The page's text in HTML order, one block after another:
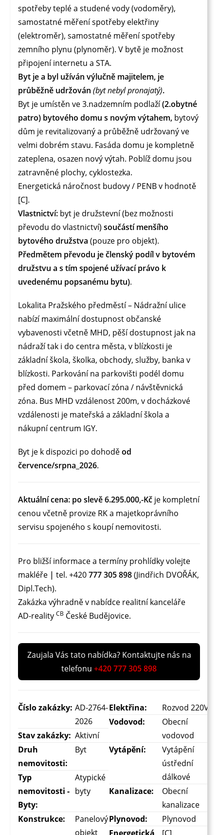
spotřeby teplé a studené vody (vodoměry),
samostatné měření spotřeby elektřiny
(elektroměr), samostatné měření spotřeby
zemního plynu (plynoměr). V bytě je možnost
připojení internetu a STA.
Byt je a byl užíván výlučně majitelem, je
průběžně udržován(byt nebyl pronajatý).
Byt je umístěn ve 3.nadzemním podlaží(2.obytné
patro) bytového domu s novým výtahem, bytový
dům je revitalizovaný a průběžně udržovaný ve
velmi dobrém stavu. Fasáda domu je kompletně
zateplena, osazen nový výtah. Poblíž domu jsou
zatravněné plochy, cyklostezka.
Energetická náročnost budovy / PENB v hodnotě
[C].
Vlastnictví: byt je družstevní (bez možnosti
převodu do vlastnictví)součástí menšího
bytového družstva (pouze pro objekt).
Předmětem převodu je členský podíl v bytovém
družstvu a s tím spojené užívací právo k
uvedenému popsanému bytu).
Lokalita Pražského předměstí – Nádražní ulice
nabízí maximální dostupnost občanské
vybavenosti včetně MHD, pěší dostupnost jak na
nádraží tak i do centra města, v blízkosti je
základní škola, školka, obchody, služby, banka v
blízkosti. Parkování na parkovišti podél domu
před domem – parkovací zóna / návštěvnická
zóna. Bus MHD vzdálenost 200m, v docházkové
vzdálenosti je mateřská a základní škola a
nákupní centrum IGY.
Byt je k dispozici po dohoděod
července/srpna_2026.
Aktuální cena: po slevě 6.295.000,-Kč je kompletní
cenou včetně provize RK a majetkoprávního
servisu spojeného s koupí nemovitosti.
Pro bližší informace a termíny prohlídky volejte
makléře | tel. +420777 305 898(Jindřich DVOŘÁK,
Dipl.Tech).
Zakázka výhradně v nabídce realitní kanceláře
AD-realityCB České Budějovice.
Zaujala Vás tato nabídka? Kontaktujte nás na
telefonu +420 777 305 898
Číslo zakázky: AD-2764-
2026
Stav zakázky: Aktivní
Druh
nemovitosti:
Byt
Typ
nemovitosti -
Byty:
Atypické
byty
Konstrukce:
Panelový
objekt
Elektřina:
Rozvod 220V
Vodovod:
Obecní
vodovod
Vytápění:
Vytápění
ústřední
dálkové
Kanalizace:
Obecní
kanalizace
Plynovod:
Plynovod
Energetická
[C]